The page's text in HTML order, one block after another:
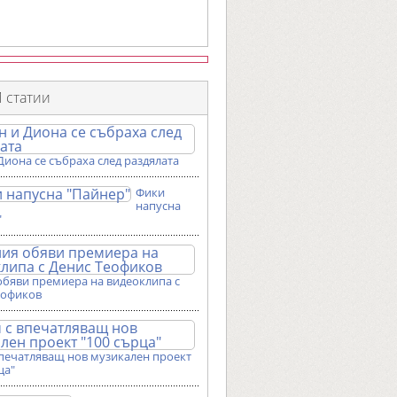
се събраха след раздялата
Фики
напусна
премиера на видеоклипа с
нов музикален проект